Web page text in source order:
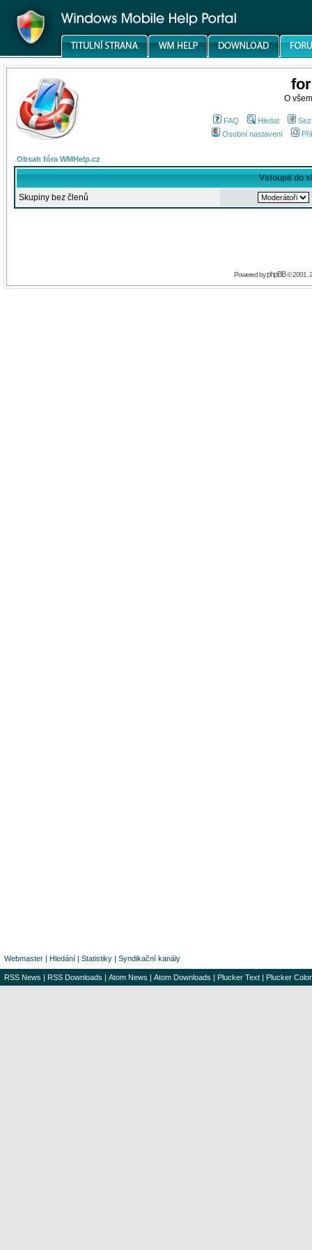
O
FAQ Hledat
Osobní nastavení
Obsah fóra WMHelp.cz
Vstoupit do
Skupiny bez členů
Powered byphpBB© 2001,
Webmaster | Hledání | Statistiky | Syndikační kanály
RSS News | RSS Downloads | Atom News | Atom Downloads | Plucker Text | Plucker Color